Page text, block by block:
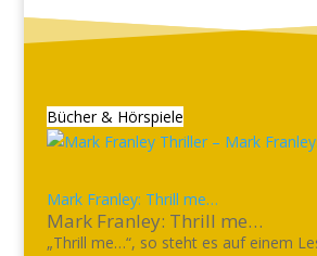
Bücher & Hörspiele
Mark Franley: Thrill me…
Mark Franley: Thrill me…
„Thrill me…“, so steht es auf einem